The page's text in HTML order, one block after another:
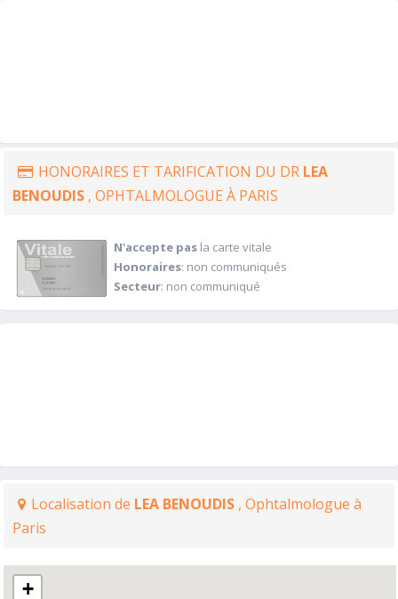
HONORAIRES ET TARIFICATION DU DR LEA
BENOUDIS , OPHTALMOLOGUE À PARIS
N'accepte pasla carte vitale
Honoraires: non communiqués
Secteur: non communiqué
Localisation de LEA BENOUDIS , Ophtalmologue à
Paris
+